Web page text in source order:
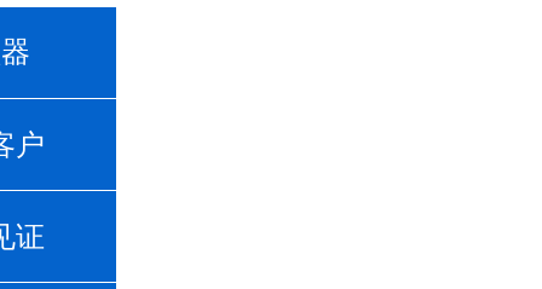
户
证